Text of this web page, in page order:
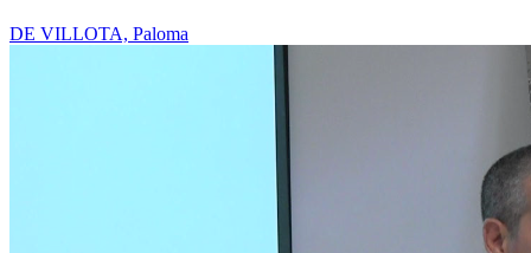
DE VILLOTA, Paloma